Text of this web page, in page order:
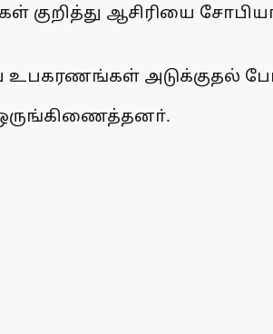
குறித்து ஆசிரியை
உபகரணங்கள் அடுக்குதல்